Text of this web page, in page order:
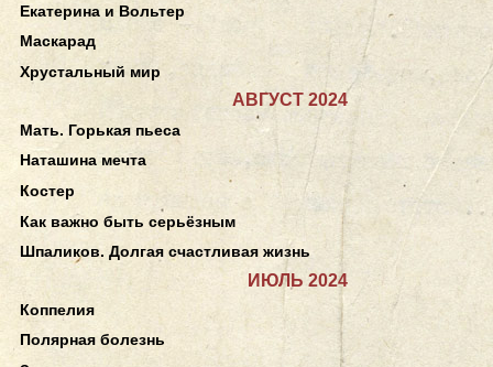
Екатерина и Вольтер
Маскарад
Хрустальный мир
АВГУСТ 2024
Мать. Горькая пьеса
Наташина мечта
Костер
Как важно быть серьёзным
Шпаликов. Долгая счастливая жизнь
ИЮЛЬ 2024
Коппелия
Полярная болезнь